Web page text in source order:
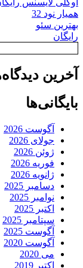
همیار نود 32
بهترین سئو
رایگان
آخرین
بایگانی‌ها
آگوست 2026
جولای 2026
ژوئن 2026
فوریه 2026
ژانویه 2026
دسامبر 2025
نوامبر 2025
اکتبر 2025
سپتامبر 2025
آگوست 2025
آگوست 2020
می 2020
اکتبر 2019